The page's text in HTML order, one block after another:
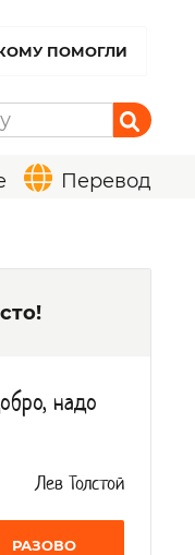
ПОМОГЛИ
Перевод
надо
Лев Толстой
РАЗОВО